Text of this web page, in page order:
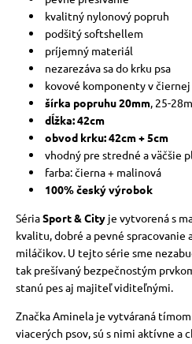
kvalitný nylonový popruh
podšitý softshellem
príjemný materiál
nezarezáva sa do krku psa
kovové komponenty v
šírka popruhu 20mm, 25-
dĺžka: 42cm
obvod krku: 42cm + 5cm
vhodný pre stredné a väčšie
farba: čierna + malinová
100% český výrobok
SériaSport & Cityje vytvorená s
kvalitu, dobré a pevné
miláčikov. U tejto série sme
tak prešívaný bezpečnostým
stanú pes aj majiteľ viditeľnými.
Značka Aminela je vytváraná
viacerých psov, sú s nimi aktívne a